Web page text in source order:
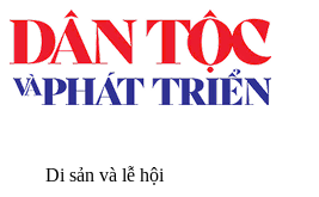
Di sản và lễ hội